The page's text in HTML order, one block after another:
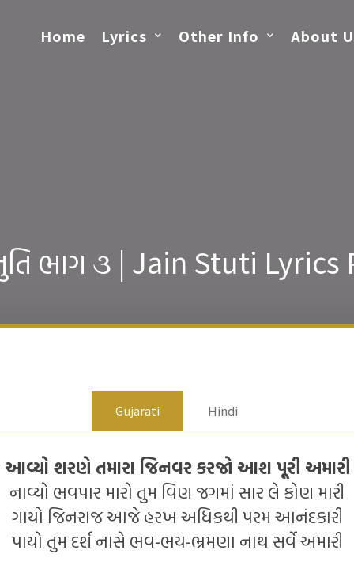
Home Lyrics Other Info About
ભાગ ૩ | Jain Stuti Lyrics
Gujarati Hindi
આવ્યો શરણે તમારા જિનવર કરજો આશ પૂરી અમારી
નાવ્યો ભવપાર મારો તુમ વિણ જગમાં સાર લે કોણ મારી
ગાયો જિનરાજ આજે હરખ અધિકથી પરમ આનંદકારી
પાયો તુમ દર્શ નાસે ભવ-ભય-ભ્રમણા નાથ સર્વે અમારી